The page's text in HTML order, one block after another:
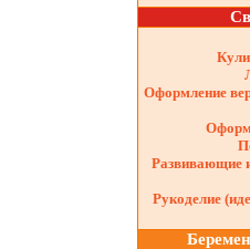
Оформление
Развивающие
Рукоделие